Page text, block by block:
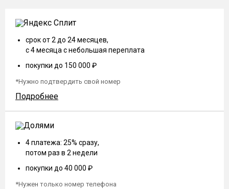
срок от 2 до 24 месяцев,
с 4 месяца с небольшая переплата
покупки до 150 000 ₽
*Нужно подтвердить свой номер
Подробнее
4 платежа: 25% сразу,
потом раз в 2 недели
покупки до 40 000 ₽
*Нужен только номер телефона